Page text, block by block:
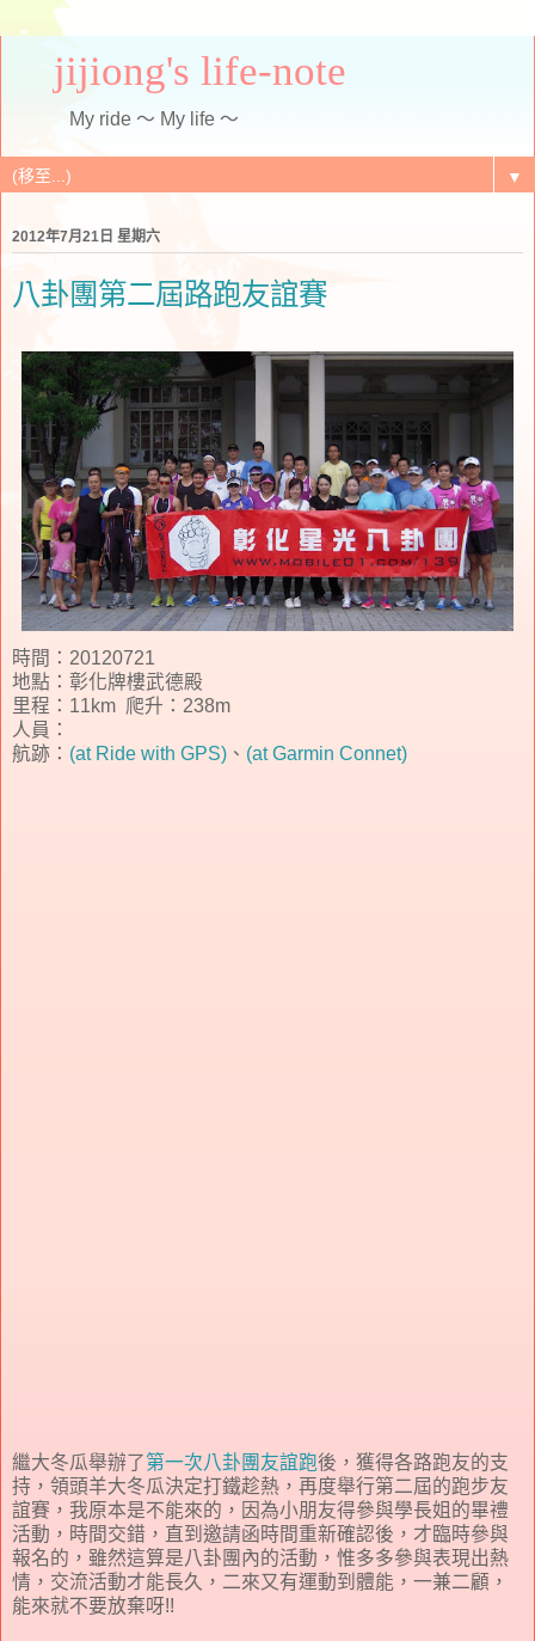
jijiong's life-note
My ride ～ My life ～
▼
2012年7月21日 星期六
八卦團第二屆路跑友誼賽
時間：20120721
地點：彰化牌樓武德殿
里程：11km 爬升：238m
人員：
航跡： (at Ride with GPS) 、 (at Garmin Connet)
繼大冬瓜舉辦了第一次八卦團友誼跑後，獲得各路跑友的支
持，領頭羊大冬瓜決定打鐵趁熱，再度舉行第二屆的跑步友
誼賽，我原本是不能來的，因為小朋友得參與學長姐的畢禮
活動，時間交錯，直到邀請函時間重新確認後，才臨時參與
報名的，雖然這算是八卦團內的活動，惟多多參與表現出熱
情，交流活動才能長久，二來又有運動到體能，一兼二顧，
能來就不要放棄呀!!